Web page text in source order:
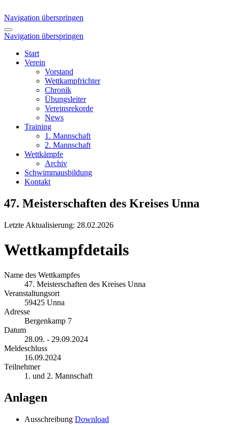
Navigation überspringen
Navigation überspringen
Start
Verein
Vorstand
Wettkampfrichter
Chronik
Übungsleiter
Vereinsrekorde
News
Training
1. Mannschaft
2. Mannschaft
Wettkämpfe
Archiv
Schwimmausbildung
Kontakt
47. Meisterschaften des Kreises Unna
Letzte Aktualisierung: 28.02.2026
Wettkampfdetails
Name des Wettkampfes
47. Meisterschaften des Kreises Unna
Veranstaltungsort
59425 Unna
Adresse
Bergenkamp 7
Datum
28.09. - 29.09.2024
Meldeschluss
16.09.2024
Teilnehmer
1. und 2. Mannschaft
Anlagen
Ausschreibung Download